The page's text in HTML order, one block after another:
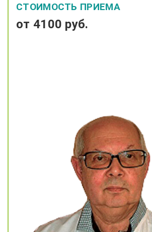
СТОИМОСТЬ ПРИЕМА
от 4100 руб.